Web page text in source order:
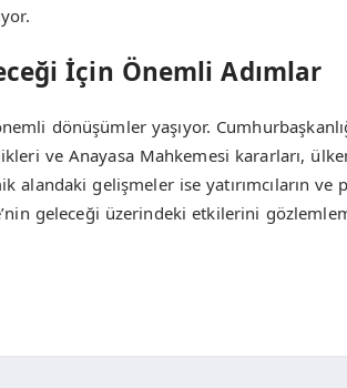
İçin Önemli Adımlar
dönüşümler yaşıyor.
ve Anayasa Mahkemesi kararları,
alandaki gelişmeler ise yatırımcıların
geleceği üzerindeki etkilerini